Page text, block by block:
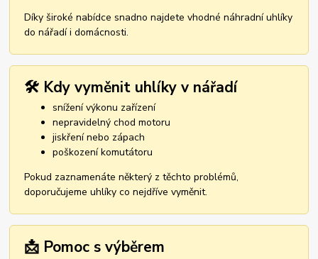
Díky široké nabídce snadno najdete vhodné náhradní uhlíky
do nářadí i domácnosti.
🛠️ Kdy vyměnit uhlíky v nářadí
snížení výkonu zařízení
nepravidelný chod motoru
jiskření nebo zápach
poškození komutátoru
Pokud zaznamenáte některý z těchto problémů,
doporučujeme uhlíky co nejdříve vyměnit.
📩 Pomoc s výběrem